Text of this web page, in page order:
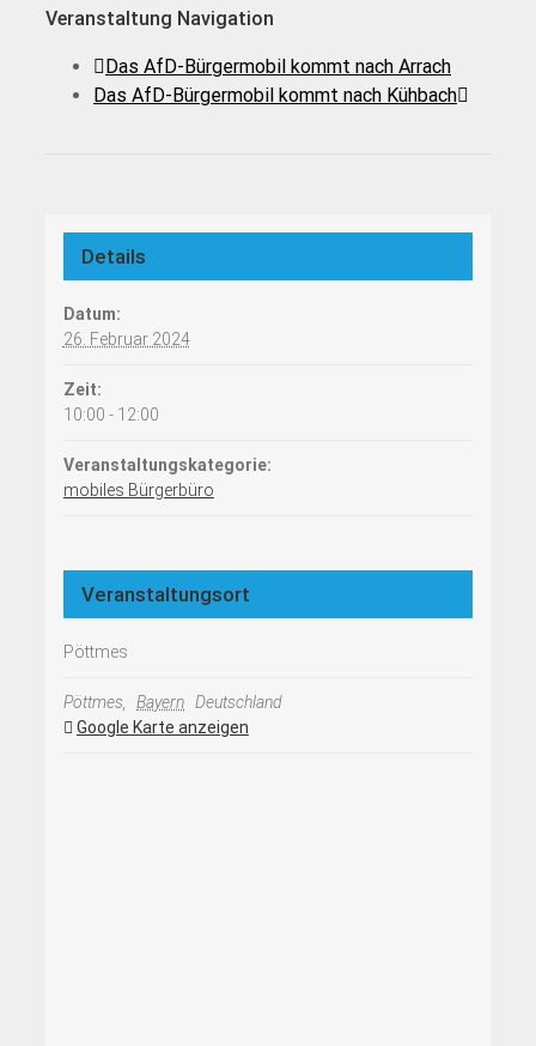
Veranstaltung Navigation
Das AfD-Bürgermobil kommt nach Arrach
Das AfD-Bürgermobil kommt nach Kühbach
Details
Datum:
26. Februar 2024
Zeit:
10:00 - 12:00
Veranstaltungskategorie:
mobiles Bürgerbüro
Veranstaltungsort
Pöttmes
Pöttmes, Bayern Deutschland
Google Karte anzeigen